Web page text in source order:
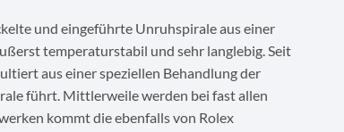
und eingeführte Unruhspirale aus einer
temperaturstabil und sehr langlebig. Seit
aus einer speziellen Behandlung der
führt. Mittlerweile werden bei fast allen
kommt die ebenfalls von Rolex